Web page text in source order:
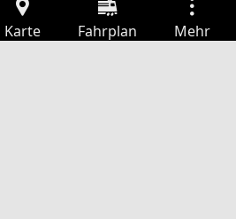
Karte Fahrplan Mehr